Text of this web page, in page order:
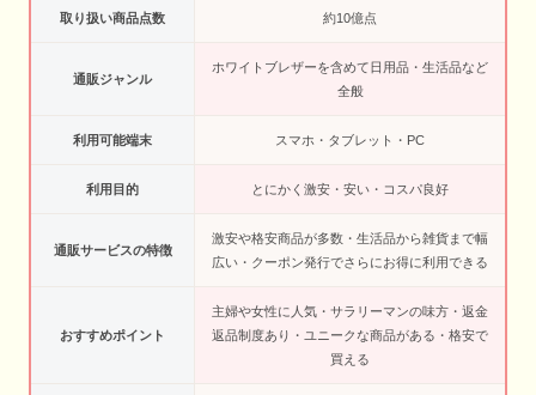
取り扱い商品点数 約10億点
通販ジャンル
ホワイトブレザーを含めて日用品・生活品など
全般
利用可能端末 スマホ・タブレット・PC
利用目的 とにかく激安・安い・コスパ良好
通販サービスの特徴
激安や格安商品が多数・生活品から雑貨まで幅
広い・クーポン発行でさらにお得に利用できる
おすすめポイント
主婦や女性に人気・サラリーマンの味方・返金
返品制度あり・ユニークな商品がある・格安で
買える